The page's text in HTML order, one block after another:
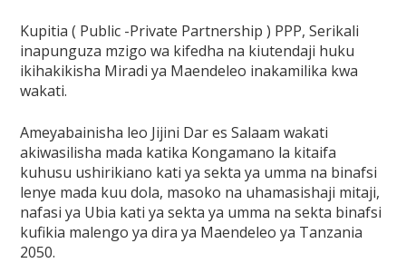
Kupitia ( Public -Private Partnership ) PPP, Serikali
inapunguza mzigo wa kifedha na kiutendaji huku
ikihakikisha Miradi ya Maendeleo inakamilika kwa
wakati.
Ameyabainisha leo Jijini Dar es Salaam wakati
akiwasilisha mada katika Kongamano la kitaifa
kuhusu ushirikiano kati ya sekta ya umma na binafsi
lenye mada kuu dola, masoko na uhamasishaji mitaji,
nafasi ya Ubia kati ya sekta ya umma na sekta binafsi
kufikia malengo ya dira ya Maendeleo ya Tanzania
2050.